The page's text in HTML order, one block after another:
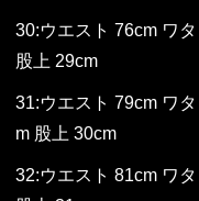
30:ウエスト 76cm ワ
股上 29cm
31:ウエスト 79cm ワ
m 股上 30cm
32:ウエスト 81cm ワ